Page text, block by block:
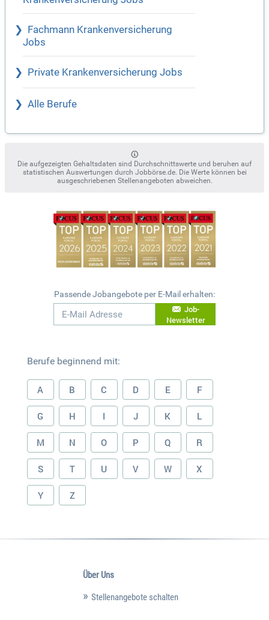
Fachmann Krankenversicherung
Jobs
Private Krankenversicherung Jobs
Alle Berufe
Die aufgezeigten Gehaltsdaten sind Durchschnittswerte und beruhen auf
statistischen Auswertungen durch Jobbörse.de. Die Werte können bei
ausgeschriebenen Stellenangeboten abweichen.
Passende Jobangebote per E-Mail erhalten:
Job-
Newsletter
Berufe beginnend mit:
A B C D E F
G H I J K L
M N O P Q R
S T U V W X
Y Z
Über Uns
Stellenangebote schalten